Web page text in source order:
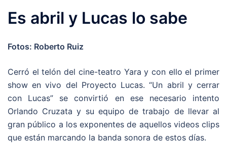
Es abril y Lucas lo sabe
Fotos: Roberto Ruiz
Cerró el telón del cine-teatro Yara y con ello el primer
show en vivo del Proyecto Lucas. “Un abril y cerrar
con Lucas” se convirtió en ese necesario intento
Orlando Cruzata y su equipo de trabajo de llevar al
gran público a los exponentes de aquellos videos clips
que están marcando la banda sonora de estos días.